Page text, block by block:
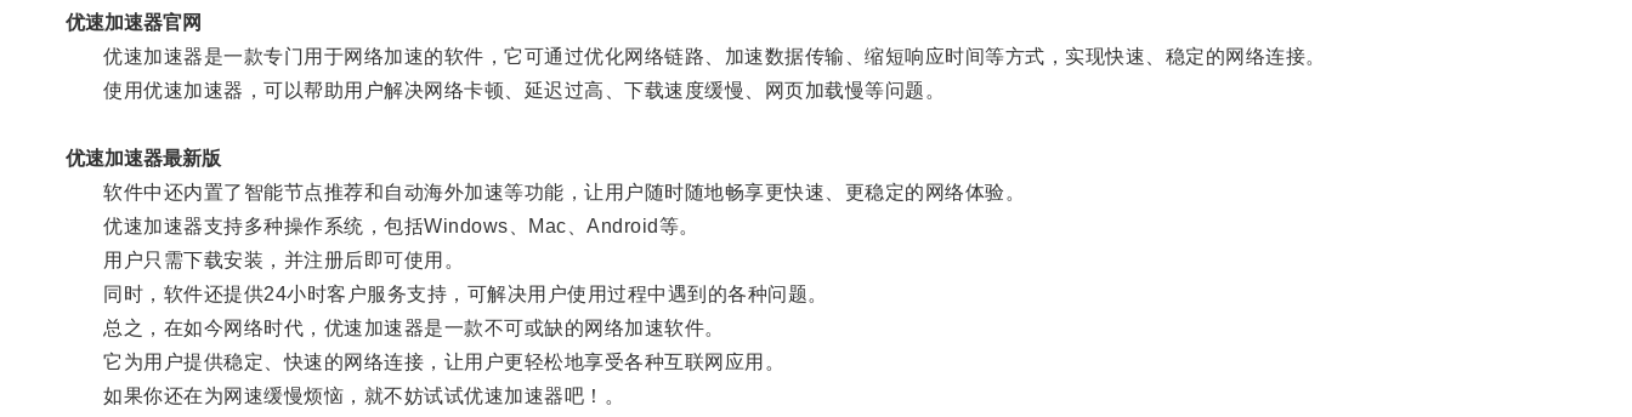
优速加速器官网
优速加速器是一款专门用于网络加速的软件，它可通过优化网络链路、加速数据传输、缩短响应时间等方式，实现快速、稳定的网络连接。
使用优速加速器，可以帮助用户解决网络卡顿、延迟过高、下载速度缓慢、网页加载慢等问题。
优速加速器最新版
软件中还内置了智能节点推荐和自动海外加速等功能，让用户随时随地畅享更快速、更稳定的网络体验。
优速加速器支持多种操作系统，包括Windows、Mac、Android等。
用户只需下载安装，并注册后即可使用。
同时，软件还提供24小时客户服务支持，可解决用户使用过程中遇到的各种问题。
总之，在如今网络时代，优速加速器是一款不可或缺的网络加速软件。
它为用户提供稳定、快速的网络连接，让用户更轻松地享受各种互联网应用。
如果你还在为网速缓慢烦恼，就不妨试试优速加速器吧！。